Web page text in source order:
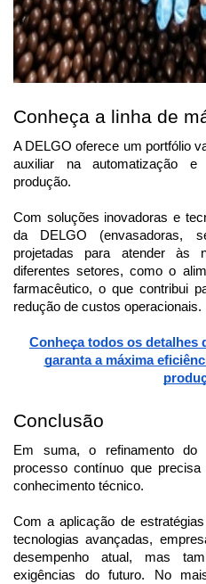
Conheça a linha de
A DELGO oferece um portfólio
auxiliar na automatização
produção.
Com soluções inovadoras e
da DELGO (envasadoras,
projetadas para atender às
diferentes setores, como o
farmacêutico, o que contribui
redução de custos operacionais.
Conheça todos os detalhes
garanta a máxima
Conclusão
Em suma, o refinamento
processo contínuo que
conhecimento técnico.
Com a aplicação de
tecnologias avançadas,
desempenho atual, mas
exigências do futuro. No